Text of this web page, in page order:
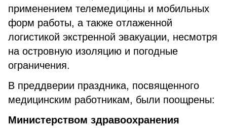
применением телемедицины и мобильных
форм работы, а также отлаженной
логистикой экстренной эвакуации, несмотря
на островную изоляцию и погодные
ограничения.
В преддверии праздника, посвященного
медицинским работникам, были поощрены:
Министерством здравоохранения